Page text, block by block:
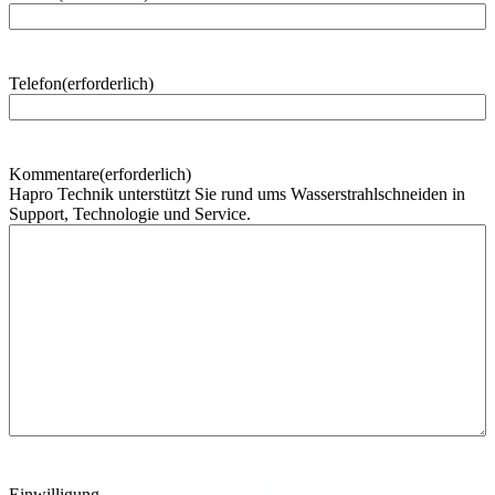
h
n
e
Telefon(erforderlich)
Kommentare(erforderlich)
Hapro Technik unterstützt Sie rund ums Wasserstrahlschneiden in
Support, Technologie und Service.